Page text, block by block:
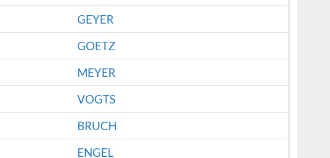
GEYER
GOETZ
MEYER
VOGTS
BRUCH
ENGEL